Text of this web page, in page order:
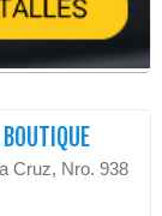
Cruz, Nro. 938